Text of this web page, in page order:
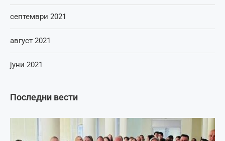
Последни вести
септември 2021
август 2021
јуни 2021